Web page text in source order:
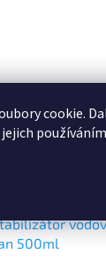
cookie.
500ml